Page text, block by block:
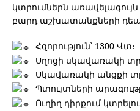
կտրումներն առավելագույն
բարդ աշխատանքների
Հզորություն՝ 1300 Վտ։
Սղոցի սկավառակի
Սկավառակի անցքի
Պտույտների
Ուղիղ դիրքում